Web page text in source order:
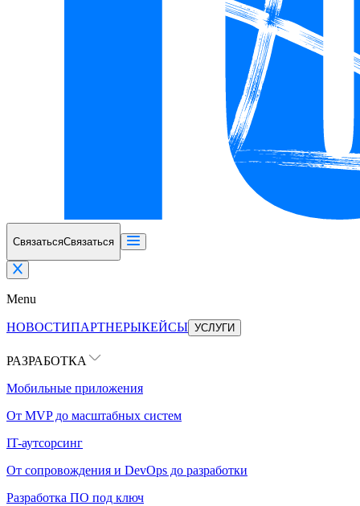
СвязатьсяСвязаться
Menu
НОВОСТИПАРТНЕРЫКЕЙСЫ УСЛУГИ
РАЗРАБОТКА
Мобильные приложения
От MVP до масштабных систем
IT-аутсорсинг
От сопровождения и DevOps до разработки
Разработка ПО под ключ